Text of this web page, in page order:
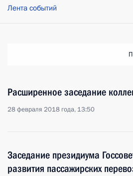
Лента событий
Расширенное заседание
28 февраля 2018 года, 13:50
Заседание президиума
развития пассажирских